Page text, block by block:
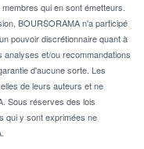
qui en sont émetteurs.
BOURSORAMA n'a participé
pouvoir discrétionnaire quant à
et/ou recommandations
d'aucune sorte. Les
de leurs auteurs et ne
Sous réserves des lois
qui y sont exprimées ne